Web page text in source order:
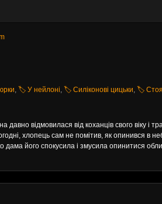
, 🏷️ У нейлоні, 🏷️ Силіконові цицьки, 🏷️
відмовилася від коханців свого віку і
хлопець сам не помітив, як опинився в
його спокусила і змусила опинитися